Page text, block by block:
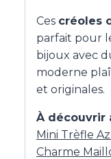
Ces créoles
parfait pour
bijoux avec
moderne
et originales.
À découvrir
Mini Trèfle
Charme